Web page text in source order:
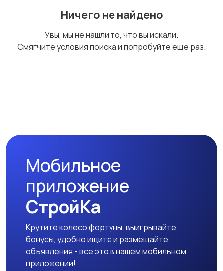
Ничего не найдено
Увы, мы не нашли то, что вы искали.
Смягчите условия поиска и попробуйте еще раз.
Мобильное
приложение
СтройКа
Крутите колесо фортуны, выигрывайте
бонусы, удобно ищите и размещайте
объявления - все это в нашем мобильном
приложении!